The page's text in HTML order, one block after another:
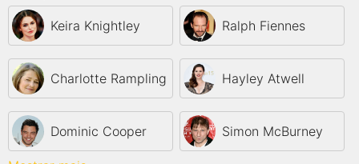
Keira Knightley Ralph Fiennes
Charlotte Rampling Hayley Atwell
Dominic Cooper Simon McBurney